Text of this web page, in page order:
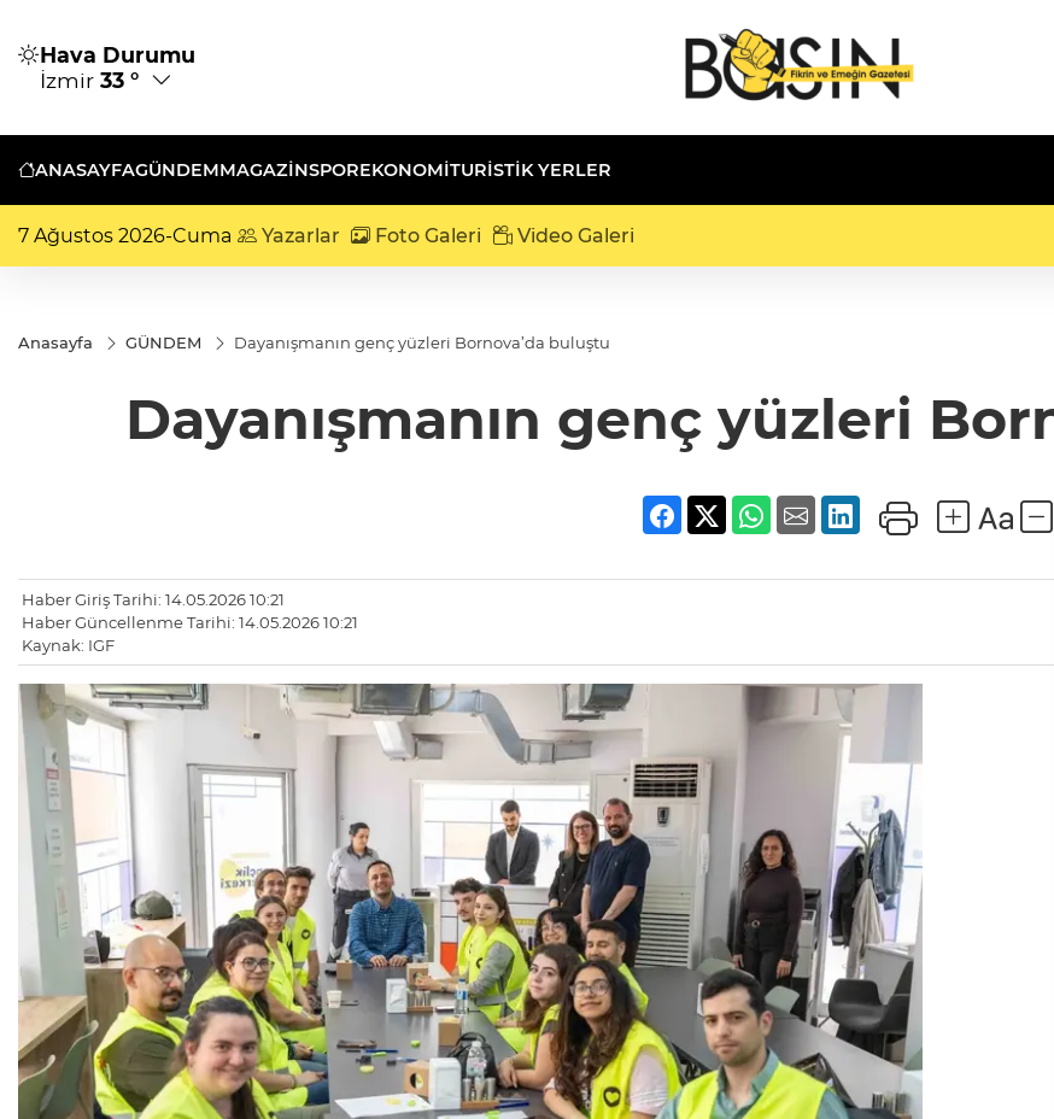
Hava Durumu
İzmir 33 °
ANASAYFAGÜNDEMMAGAZİNSPOREKONOMİTURISTIK YERLER
7 Ağustos 2026-Cuma Yazarlar Foto Galeri Video Galeri
Anasayfa GÜNDEM Dayanışmanın genç yüzleri Bornova’da buluştu
Dayanışmanın genç yüzleri
Haber Giriş Tarihi: 14.05.2026 10:21
Haber Güncellenme Tarihi: 14.05.2026 10:21
Kaynak: IGF